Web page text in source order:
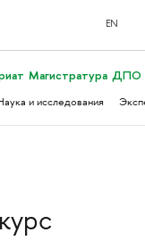
EN
Магистратура ДПО
и исследования